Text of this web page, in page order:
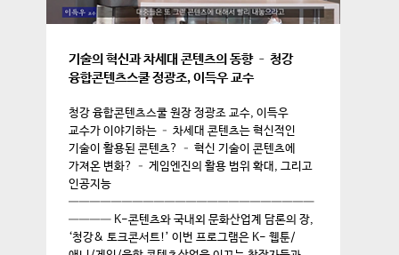
기술의 혁신과 차세대 콘텐츠의 동향 – 청강
융합콘텐츠스쿨 정광조, 이득우 교수
청강 융합콘텐츠스쿨 원장 정광조 교수, 이득우
교수가 이야기하는 – 차세대 콘텐츠는 혁신적인
기술이 활용된 콘텐츠? – 혁신 기술이 콘텐츠에
가져온 변화? – 게임엔진의 활용 범위 확대, 그리고
인공지능
———————————————————————
———— K-콘텐츠와 국내외 문화산업계 담론의 장,
‘청강& 토크콘서트!’ 이번 프로그램은 K- 웹툰/